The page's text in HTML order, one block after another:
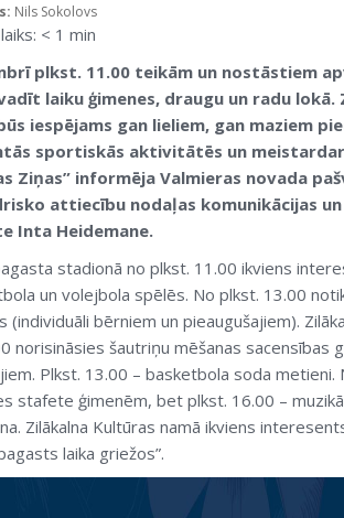
Nils Sokolovs
< 1 min
plkst. 11.00 teikām un nostāstiem
laiku ģimenes, draugu un radu lokā.
iespējams gan lieliem, gan maziem
sportiskās aktivitātēs un
Ziņas” informēja Valmieras novada
attiecību nodaļas komunikācijas
Inta Heidemane.
stadionā no plkst. 11.00 ikviens
un volejbola spēlēs. No plkst. 13.00
(individuāli bērniem un pieaugušajiem).
norisināsies šautriņu mēšanas sacensības
Plkst. 13.00 – basketbola soda metieni.
stafete ģimenēm, bet plkst. 16.00 –
Zilākalna Kultūras namā ikviens
laika griežos”.